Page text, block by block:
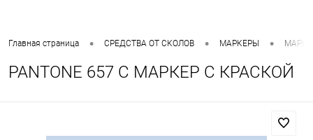
Главная страница • СРЕДСТВА ОТ СКОЛОВ • МАРКЕРЫ •
PANTONE 657 C МАРКЕР С КРАСКОЙ